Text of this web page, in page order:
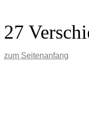
27
zum Seitenanfang